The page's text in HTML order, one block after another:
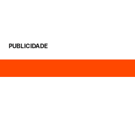
PUBLICIDADE